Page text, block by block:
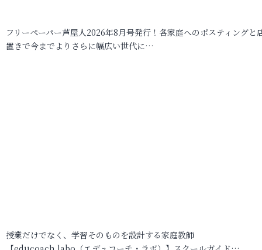
フリーペーパー芦屋人2026年8月号発行！各家庭へのポスティングと
置きで今までよりさらに幅広い世代に…
授業だけでなく、学習そのものを設計する家庭教師